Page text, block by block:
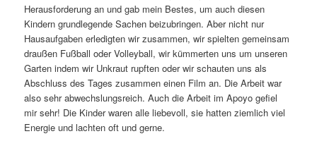
Herausforderung an und gab mein Bestes, um auch diesen
Kindern grundlegende Sachen beizubringen. Aber nicht nur
Hausaufgaben erledigten wir zusammen, wir spielten gemeinsam
draußen Fußball oder Volleyball, wir kümmerten uns um unseren
Garten indem wir Unkraut rupften oder wir schauten uns als
Abschluss des Tages zusammen einen Film an. Die Arbeit war
also sehr abwechslungsreich. Auch die Arbeit im Apoyo gefiel
mir sehr! Die Kinder waren alle liebevoll, sie hatten ziemlich viel
Energie und lachten oft und gerne.